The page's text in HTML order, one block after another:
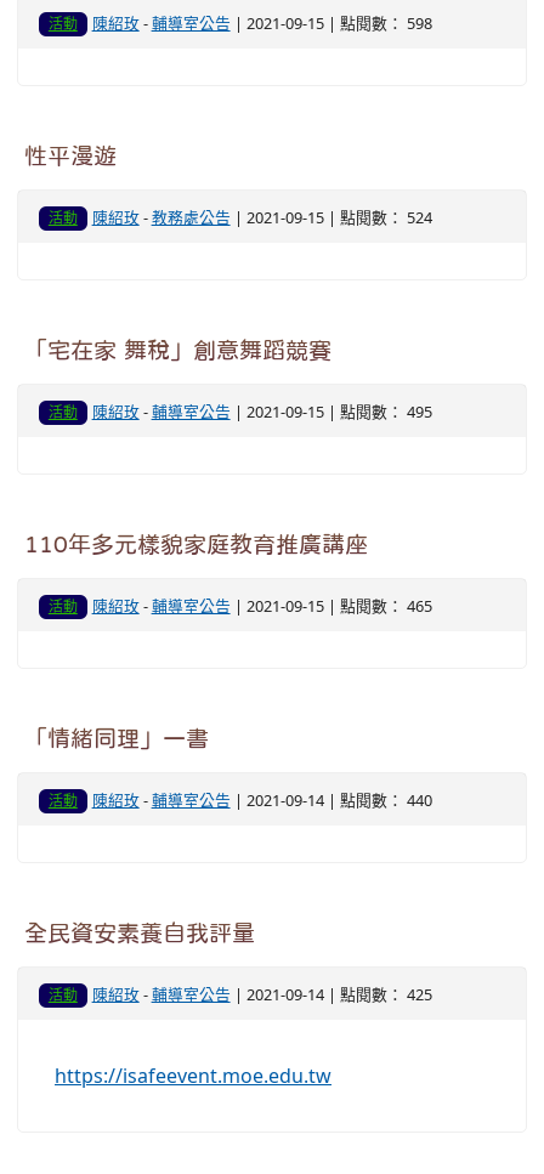
活動 陳紹玫-輔導室公告 | 2021-09-15 | 點閱數： 598
性平漫遊
活動 陳紹玫-教務處公告 | 2021-09-15 | 點閱數： 524
「宅在家 舞稅」創意舞蹈競賽
活動 陳紹玫-輔導室公告 | 2021-09-15 | 點閱數： 495
110年多元樣貌家庭教育推廣講座
活動 陳紹玫-輔導室公告 | 2021-09-15 | 點閱數： 465
「情緒同理」一書
活動 陳紹玫-輔導室公告 | 2021-09-14 | 點閱數： 440
全民資安素養自我評量
活動 陳紹玫-輔導室公告 | 2021-09-14 | 點閱數： 425
https://isafeevent.moe.edu.tw